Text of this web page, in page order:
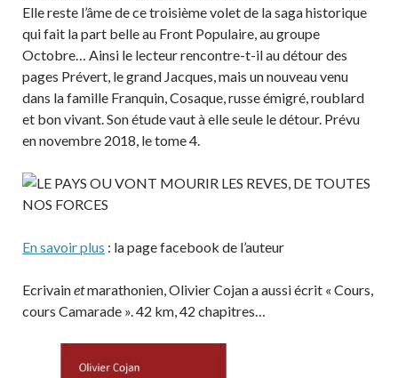
Elle reste l’âme de ce troisième volet de la saga historique
qui fait la part belle au Front Populaire, au groupe
Octobre… Ainsi le lecteur rencontre-t-il au détour des
pages Prévert, le grand Jacques, mais un nouveau venu
dans la famille Franquin, Cosaque, russe émigré, roublard
et bon vivant. Son étude vaut à elle seule le détour. Prévu
en novembre 2018, le tome 4.
En savoir plus : la page facebook de l’auteur
Ecrivainetmarathonien, Olivier Cojan a aussi écrit « Cours,
cours Camarade ». 42 km, 42 chapitres…